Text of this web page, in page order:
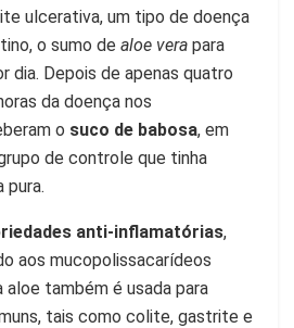
ulcerativa, um tipo de doença
o sumo de aloe vera para
dia. Depois de apenas quatro
da doença nos
o suco de babosa, em
de controle que tinha
pura.
anti-inflamatórias,
aos mucopolissacarídeos
também é usada para
tais como colite, gastrite e